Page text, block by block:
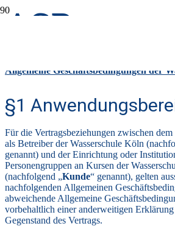
AGB
Allgemeine Geschäftsbedingungen der
§1
Für die Vertragsbeziehungen zwischen
als Betreiber der Wasserschule Köln
genannt) und der Einrichtung oder
Personengruppen an Kursen der
(nachfolgend „Kunde“ genannt), gelten
nachfolgenden Allgemeinen
abweichende Allgemeine
vorbehaltlich einer anderweitigen
Gegenstand des Vertrags.